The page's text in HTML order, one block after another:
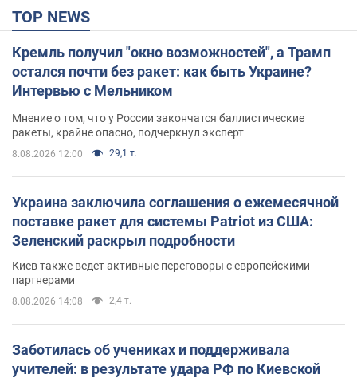
TOP NEWS
Кремль получил "окно возможностей", а Трамп
остался почти без ракет: как быть Украине?
Интервью с Мельником
Мнение о том, что у России закончатся баллистические
ракеты, крайне опасно, подчеркнул эксперт
8.08.2026 12:00 29,1 т.
Украина заключила соглашения о ежемесячной
поставке ракет для системы Patriot из США:
Зеленский раскрыл подробности
Киев также ведет активные переговоры с европейскими
партнерами
8.08.2026 14:08 2,4 т.
Заботилась об учениках и поддерживала
учителей: в результате удара РФ по Киевской